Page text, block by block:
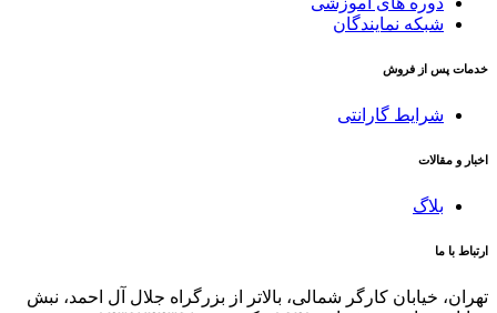
شبکه نمایندگان
خدمات پس از فروش
شرایط گارانتی
اخبار و مقالات
بلاگ
ارتباط با ما
تهران، خیابان کارگر شمالی، بالاتر از بزرگراه جلال آل احمد، نبش